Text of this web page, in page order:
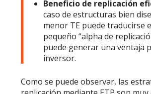
Beneficio de replicación
caso de estructuras bien
menor TE puede traducirse
pequeño “alpha de
puede generar una ventaja
inversor.
Como se puede observar, las